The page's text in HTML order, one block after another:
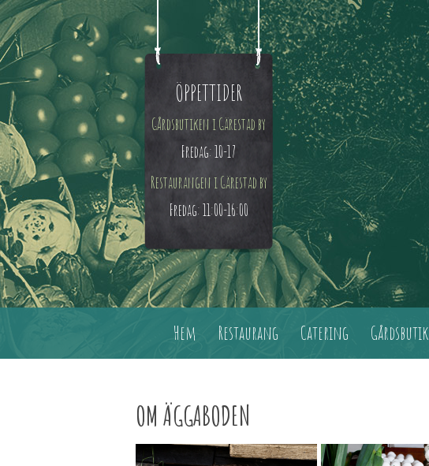
ÖPPETTIDER
Gårdsbutiken i Gärestad by
Fredag: 10-17
Restaurangen i Gärestad by
Fredag: 11:00-16:00
Hem Restaurang Catering Gårdsbutik
OM ÄGGABODEN